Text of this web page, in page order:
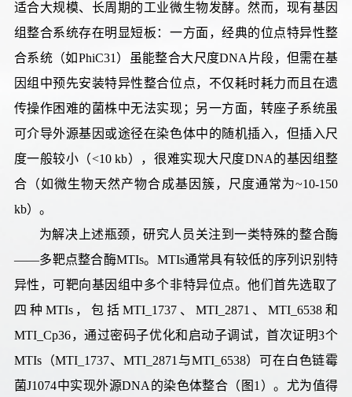
适合大规模、长周期的工业微生物发酵。然而，现有基因
组整合系统存在明显短板：一方面，经典的位点特异性整
合系统（如PhiC31）虽能整合大尺度DNA片段，但需在基
因组中预先安装特异性整合位点，不仅耗时耗力而且在遗
传操作困难的菌株中无法实现；另一方面，转座子系统虽
可介导外源基因或途径在染色体中的随机插入，但插入尺
度一般较小（<10 kb），很难实现大尺度DNA的基因组整
合（如微生物天然产物合成基因簇，尺度通常为~10-150
kb）。
为解决上述瓶颈，研究人员关注到一类特殊的整合酶
——多靶点整合酶MTIs。MTIs通常具有较低的序列识别特
异性，可靶向基因组中多个非特异位点。他们首先选取了
四种MTIs，包括MTI_1737、MTI_2871、MTI_6538和
MTI_Cp36，通过密码子优化和启动子调试，首次证明3个
MTIs（MTI_1737、MTI_2871与MTI_6538）可在白色链霉
菌J1074中实现外源DNA的染色体整合（图1）。尤为值得